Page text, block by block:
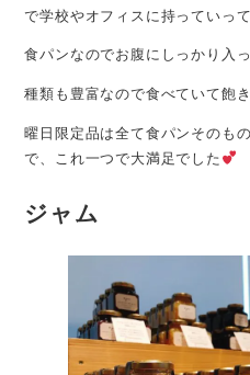
で学校やオフィスに持っていっ
食パンなのでお腹にしっかり入
種類も豊富なので食べていて飽
曜日限定品は全て食パンそのも
で、これ一つで大満足でした
ジャム